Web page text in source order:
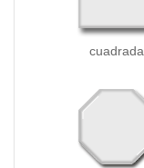
cuadrada